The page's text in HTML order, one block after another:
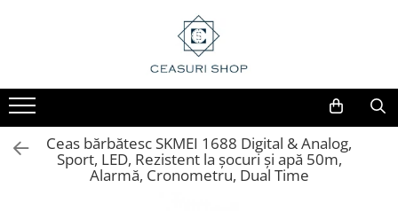
Ceas bărbătesc SKMEI 1688 Digital & Analog,
Sport, LED, Rezistent la șocuri și apă 50m,
Alarmă, Cronometru, Dual Time